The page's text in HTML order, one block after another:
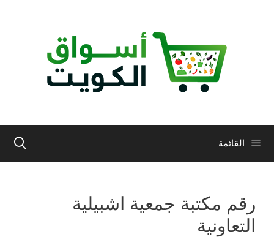
القائمة
رقم مكتبة جمعية اشبيلية
التعاونية